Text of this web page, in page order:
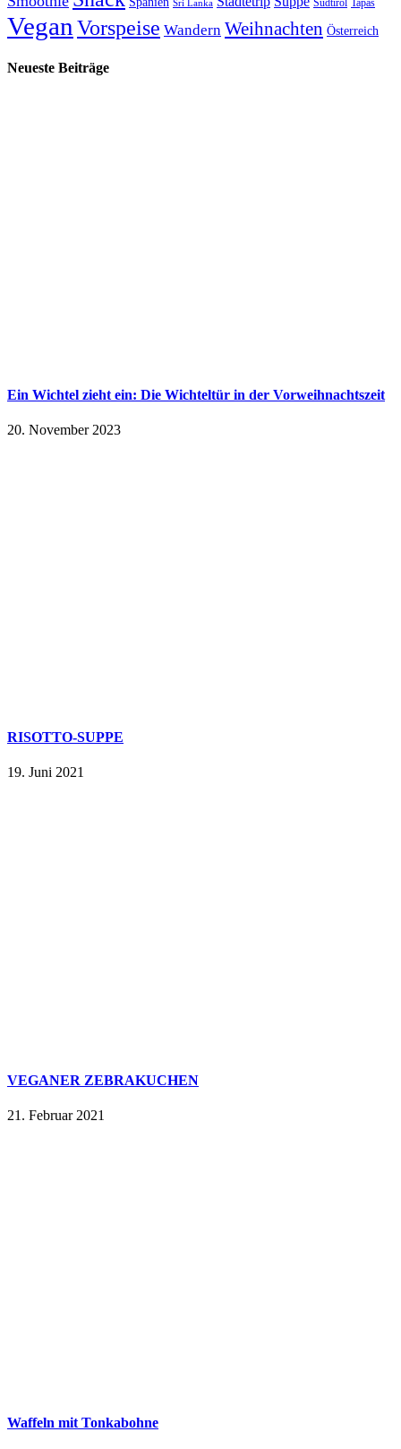
Sri Lanka Südtirol Tapas
Vegan Vorspeise Wandern Weihnachten Österreich
Neueste Beiträge
Ein Wichtel zieht ein: Die Wichteltür in der Vorweihnachtszeit
20. November 2023
RISOTTO-SUPPE
19. Juni 2021
VEGANER ZEBRAKUCHEN
21. Februar 2021
Waffeln mit Tonkabohne